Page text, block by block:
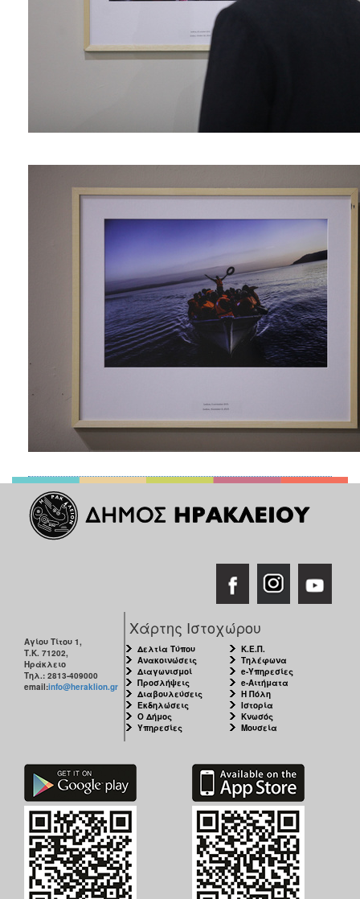
Αγίου Τίτου 1,
Τ.Κ. 71202,
Ηράκλειο
Τηλ.: 2813-409000
email:info@heraklion.gr
Χάρτης Ιστοχώρου
Δελτία Τύπου
Ανακοινώσεις
Διαγωνισμοί
Προσλήψεις
Διαβουλεύσεις
Εκδηλώσεις
Ο Δήμος
Υπηρεσίες
Κ.Ε.Π.
Τηλέφωνα
e-Υπηρεσίες
e-Αιτήματα
Η Πόλη
Ιστορία
Κνωσός
Μουσεία